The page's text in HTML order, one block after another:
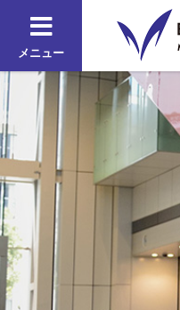
メニュー